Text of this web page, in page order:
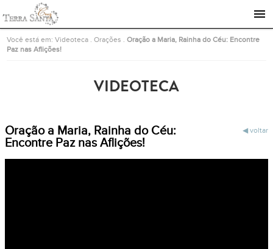
Ir para a página inicial
Você está em:Videoteca .Orações .Oração a Maria, Rainha do Céu: Encontre
Paz nas Aflições!
VIDEOTECA
Oração a Maria, Rainha do Céu:
Encontre Paz nas Aflições!
voltar